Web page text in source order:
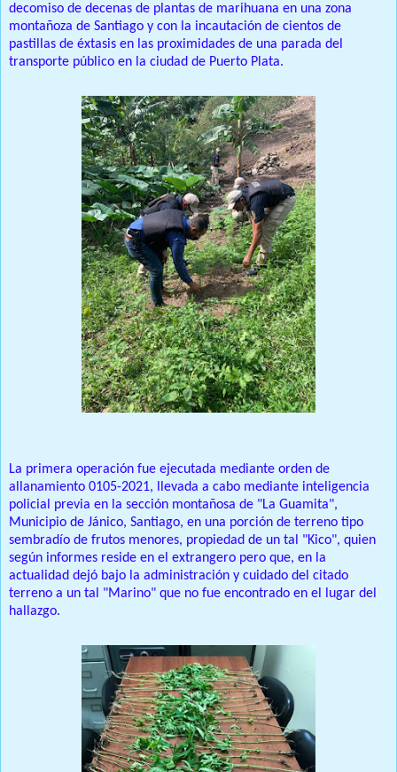
decomiso de decenas de plantas de marihuana en una zona
montañoza de Santiago y con la incautación de cientos de
pastillas de éxtasis en las proximidades de una parada del
transporte público en la ciudad de Puerto Plata.
La primera operación fue ejecutada mediante orden de
allanamiento 0105-2021, llevada a cabo mediante inteligencia
policial previa en la sección montañosa de "La Guamita",
Municipio de Jánico, Santiago, en una porción de terreno tipo
sembradío de frutos menores, propiedad de un tal "Kico", quien
según informes reside en el extrangero pero que, en la
actualidad dejó bajo la administración y cuidado del citado
terreno a un tal "Marino" que no fue encontrado en el lugar del
hallazgo.